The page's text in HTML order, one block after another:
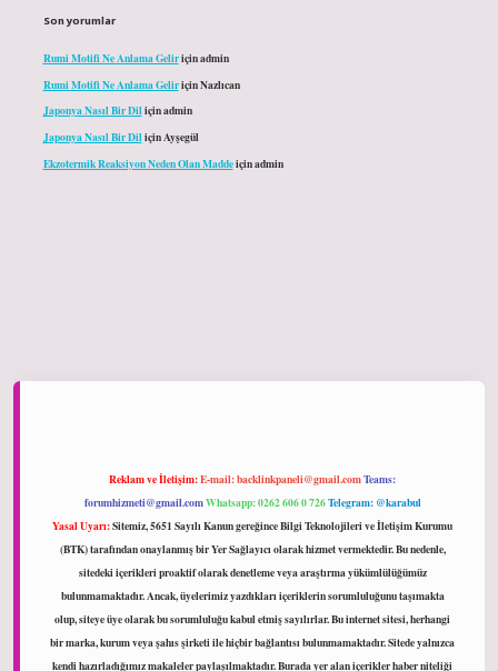
Son yorumlar
Rumi Motifi Ne Anlama Geliriçinadmin
Rumi Motifi Ne Anlama GeliriçinNazlıcan
Japonya Nasıl Bir Diliçinadmin
Japonya Nasıl Bir DiliçinAyşegül
Ekzotermik Reaksiyon Neden Olan Maddeiçinadmin
Reklam ve İletişim:E-mail:backlinkpaneli@gmail.comTeams:
forumhizmeti@gmail.comWhatsapp: 0262 606 0 726Telegram: @karabul
Yasal Uyarı:Sitemiz, 5651 Sayılı Kanun gereğince Bilgi Teknolojileri ve İletişim Kurumu
(BTK) tarafından onaylanmış bir Yer Sağlayıcı olarak hizmet vermektedir. Bu nedenle,
sitedeki içerikleri proaktif olarak denetleme veya araştırma yükümlülüğümüz
bulunmamaktadır. Ancak, üyelerimiz yazdıkları içeriklerin sorumluluğunu taşımakta
olup, siteye üye olarak bu sorumluluğu kabul etmiş sayılırlar. Bu internet sitesi, herhangi
bir marka, kurum veya şahıs şirketi ile hiçbir bağlantısı bulunmamaktadır. Sitede yalnızca
kendi hazırladığımız makaleler paylaşılmaktadır. Burada yer alan içerikler haber niteliği